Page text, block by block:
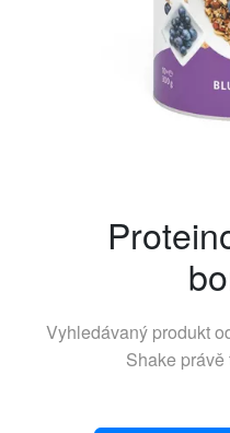
Vyhledávaný produkt
Shake právě